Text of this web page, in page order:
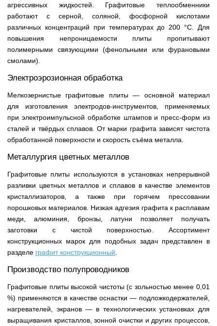
агрессивных жидкостей. Графитовые теплообменники
работают с серной, соляной, фосфорной кислотами
различных концентраций при температурах до 200 °C. Для
повышения непроницаемости плиты пропитывают
полимерными связующими (фенольными или фурановыми
смолами).
Электроэрозионная обработка
Мелкозернистые графитовые плиты — основной материал
для изготовления электродов-инструментов, применяемых
при электроимпульсной обработке штампов и пресс-форм из
сталей и твёрдых сплавов. От марки графита зависят чистота
обработанной поверхности и скорость съёма металла.
Металлургия цветных металлов
Графитовые плиты используются в установках непрерывной
разливки цветных металлов и сплавов в качестве элементов
кристаллизаторов, а также при горячем прессовании
порошковых материалов. Низкая адгезия графита к расплавам
меди, алюминия, бронзы, латуни позволяет получать
заготовки с чистой поверхностью. Ассортимент
конструкционных марок для подобных задач представлен в
разделе графит конструкционный
Производство полупроводников
Графитовые плиты высокой чистоты (с зольностью менее 0,01
%) применяются в качестве оснастки — подложкодержателей,
нагревателей, экранов — в технологических установках для
выращивания кристаллов, зонной очистки и других процессов,